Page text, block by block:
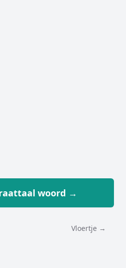
woord →
Vloertje →